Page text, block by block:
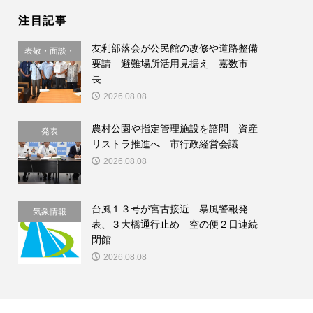
注目記事
表敬・面談・
要請
友利部落会が公民館の改修や道路整備
要請 避難場所活用見据え 嘉数市
長...
2026.08.08
発表
農村公園や指定管理施設を諮問 資産
リストラ推進へ 市行政経営会議
2026.08.08
気象情報
台風１３号が宮古接近 暴風警報発
表、３大橋通行止め 空の便２日連続
閉館
2026.08.08